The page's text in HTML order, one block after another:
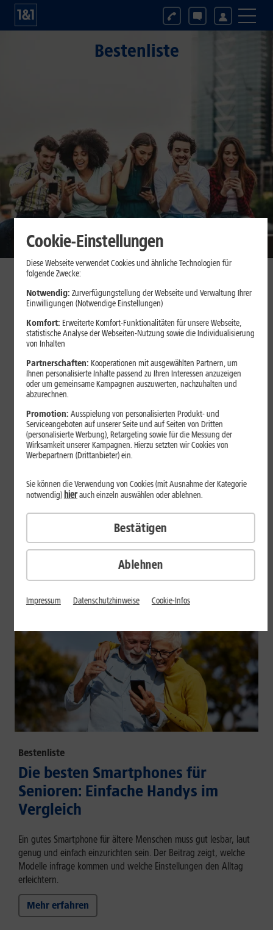
Bestenliste
Bestenliste
Smartphones mit langer
Akkulaufzeit 2026: Diese Modelle
halten im Alltag besonders lange
durch
Smartphones mit langer Akkulaufzeit sind 2026 gefragter denn
je. Der Artikel zeigt Modelle, die besonders lange durchhalten,
erklärt die wichtigsten Einflussfaktoren und vergleicht Geräte mit
großem Akku und hoher Energieeffizienz.
Mehr erfahren
Bestenliste
Die besten Smartphones für
Senioren: Einfache Handys im
Vergleich
Ein gutes Smartphone für ältere Menschen muss gut lesbar, laut
genug und einfach einzurichten sein. Der Beitrag zeigt, welche
Modelle infrage kommen und welche Einstellungen den Alltag
erleichtern.
Mehr erfahren
Cookie-Einstellungen
Diese Webseite verwendet Cookies und ähnliche Technologien für
folgende Zwecke:
Notwendig: Zurverfügungstellung der Webseite und Verwaltung Ihrer
Einwilligungen (Notwendige Einstellungen)
Komfort: Erweiterte Komfort-Funktionalitäten für unsere Webseite,
statistische Analyse der Webseiten-Nutzung sowie die Individualisierung
von Inhalten
Partnerschaften: Kooperationen mit ausgewählten Partnern, um
Ihnen personalisierte Inhalte passend zu Ihren Interessen anzuzeigen
oder um gemeinsame Kampagnen auszuwerten, nachzuhalten und
abzurechnen.
Promotion: Ausspielung von personalisierten Produkt- und
Serviceangeboten auf unserer Seite und auf Seiten von Dritten
(personalisierte Werbung), Retargeting sowie für die Messung der
Wirksamkeit unserer Kampagnen. Hierzu setzten wir Cookies von
Werbepartnern (Drittanbieter) ein.
Ablehnen
Sie können die Verwendung von Cookies (mit Ausnahme der Kategorie
notwendig) hierauch einzeln auswählen oder ablehnen.
Bestätigen
Impressum Datenschutzhinweise Cookie-Infos